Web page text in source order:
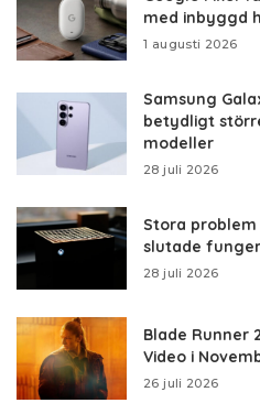
med inbyggd
1 augusti 2026
Samsung
betydligt
modeller
28 juli 2026
Stora
slutade
28 juli 2026
Blade Runner
Video i
26 juli 2026